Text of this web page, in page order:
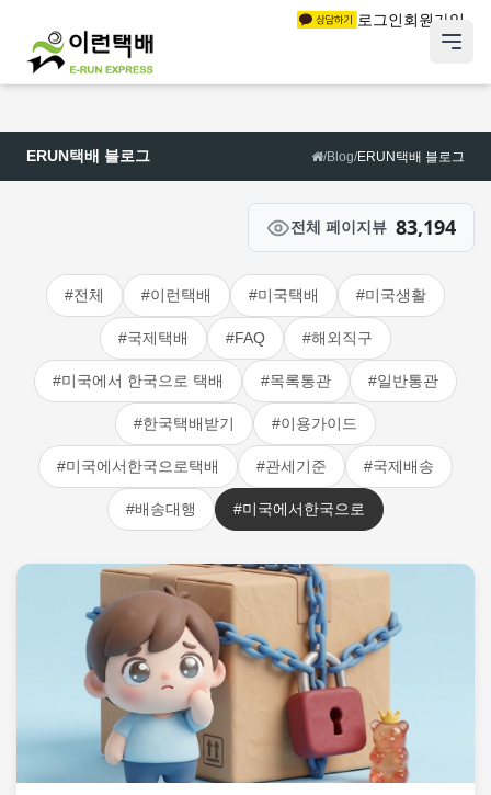
로그인회원가입
ERUN택배 블로그 /Blog/ERUN택배 블로그
전체 페이지뷰 83,194
#전체 #이런택배 #미국택배 #미국생활
#국제택배 #FAQ #해외직구
#미국에서 한국으로 택배 #목록통관 #일반통관
#한국택배받기 #이용가이드
#미국에서한국으로택배 #관세기준 #국제배송
#배송대행 #미국에서한국으로